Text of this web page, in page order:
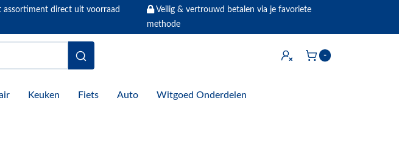
assortiment direct uit voorraad
Veilig & vertrouwd betalen via je favoriete
methode
Inloggen -
Keuken Fiets Auto Witgoed Onderdelen